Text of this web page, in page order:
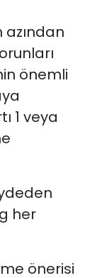
önemli
1 veya
her
önerisi